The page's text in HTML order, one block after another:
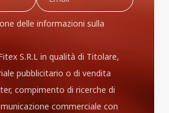
delle informazioni sulla
S.R.L in qualità di Titolare,
pubblicitario o di vendita
compimento di ricerche di
commerciale con